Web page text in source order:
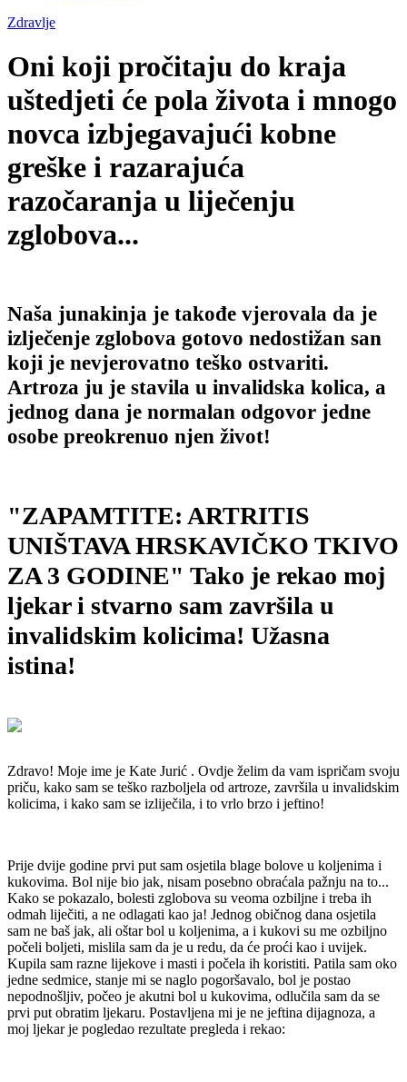
Zdravlje
Oni koji pročitaju do kraja
uštedjeti će pola života i mnogo
novca izbjegavajući kobne
greške i razarajuća
razočaranja u liječenju
zglobova...
Naša junakinja je takođe vjerovala da je
izlječenje zglobova gotovo nedostižan san
koji je nevjerovatno teško ostvariti.
Artroza ju je stavila u invalidska kolica, a
jednog dana je normalan odgovor jedne
osobe preokrenuo njen život!
"ZAPAMTITE: ARTRITIS
UNIŠTAVA HRSKAVIČKO TKIVO
ZA 3 GODINE" Tako je rekao moj
ljekar i stvarno sam završila u
invalidskim kolicima! Užasna
istina!
Zdravo! Moje ime je Kate Jurić . Ovdje želim da vam ispričam svoju
priču, kako sam se teško razboljela od artroze, završila u invalidskim
kolicima, i kako sam se izliječila, i to vrlo brzo i jeftino!
Prije dvije godine prvi put sam osjetila blage bolove u koljenima i
kukovima. Bol nije bio jak, nisam posebno obraćala pažnju na to...
Kako se pokazalo, bolesti zglobova su veoma ozbiljne i treba ih
odmah liječiti, a ne odlagati kao ja! Jednog običnog dana osjetila
sam ne baš jak, ali oštar bol u koljenima, a i kukovi su me ozbiljno
počeli boljeti, mislila sam da je u redu, da će proći kao i uvijek.
Kupila sam razne lijekove i masti i počela ih koristiti. Patila sam oko
jedne sedmice, stanje mi se naglo pogoršavalo, bol je postao
nepodnošljiv, počeo je akutni bol u kukovima, odlučila sam da se
prvi put obratim ljekaru. Postavljena mi je ne jeftina dijagnoza, a
moj ljekar je pogledao rezultate pregleda i rekao: